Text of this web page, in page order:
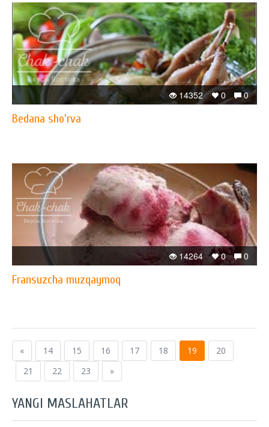
0
0
14352
Bedana sho'rva
0
0
14264
Fransuzcha muzqaymoq
« 14 15 16 17 18 19
20
21
22 23 »
YANGI MASLAHATLAR